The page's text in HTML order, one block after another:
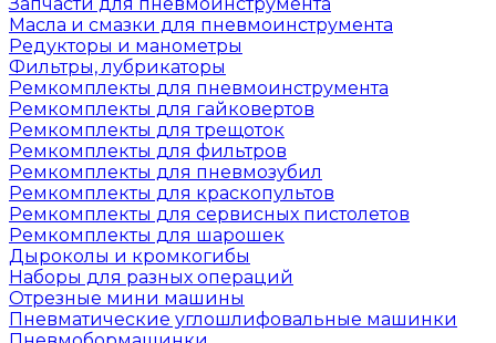
Масла и смазки для пневмоинструмента
Редукторы и манометры
Фильтры, лубрикаторы
Ремкомплекты для пневмоинструмента
Ремкомплекты для гайковертов
Ремкомплекты для трещоток
Ремкомплекты для фильтров
Ремкомплекты для пневмозубил
Ремкомплекты для краскопультов
Ремкомплекты для сервисных пистолетов
Ремкомплекты для шарошек
Дыроколы и кромкогибы
Наборы для разных операций
Отрезные мини машины
Пневматические углошлифовальные машинки